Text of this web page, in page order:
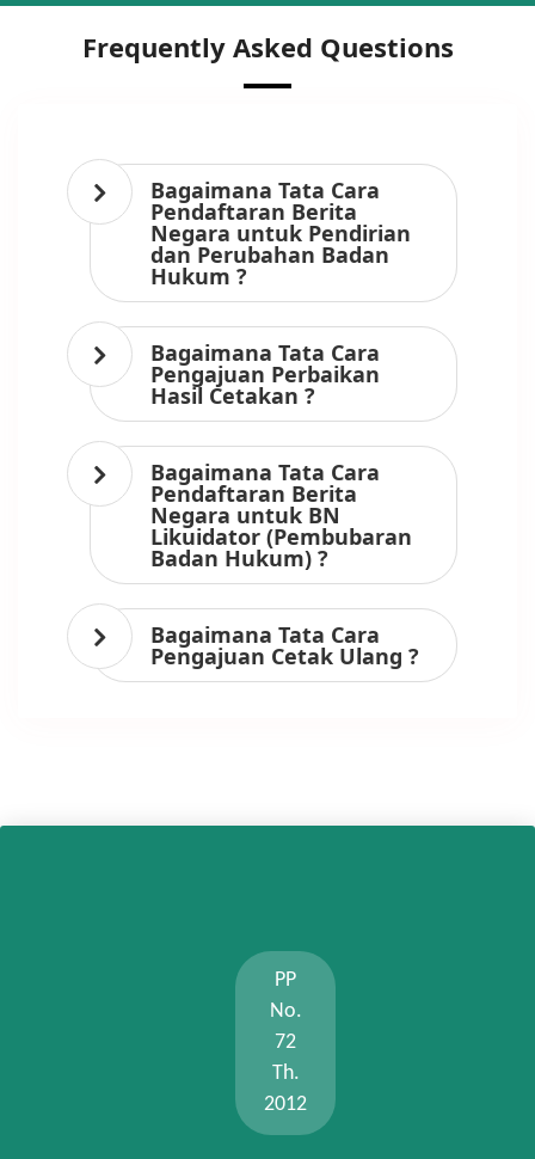
Frequently Asked Questions
Bagaimana Tata Cara
Pendaftaran Berita
Negara untuk Pendirian
dan Perubahan Badan
Hukum ?
Bagaimana Tata Cara
Pengajuan Perbaikan
Hasil Cetakan ?
Bagaimana Tata Cara
Pendaftaran Berita
Negara untuk BN
Likuidator (Pembubaran
Badan Hukum) ?
Bagaimana Tata Cara
Pengajuan Cetak Ulang ?
PP
No.
72
Th.
2012